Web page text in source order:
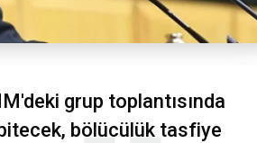
grup toplantısında
bölücülük tasfiye